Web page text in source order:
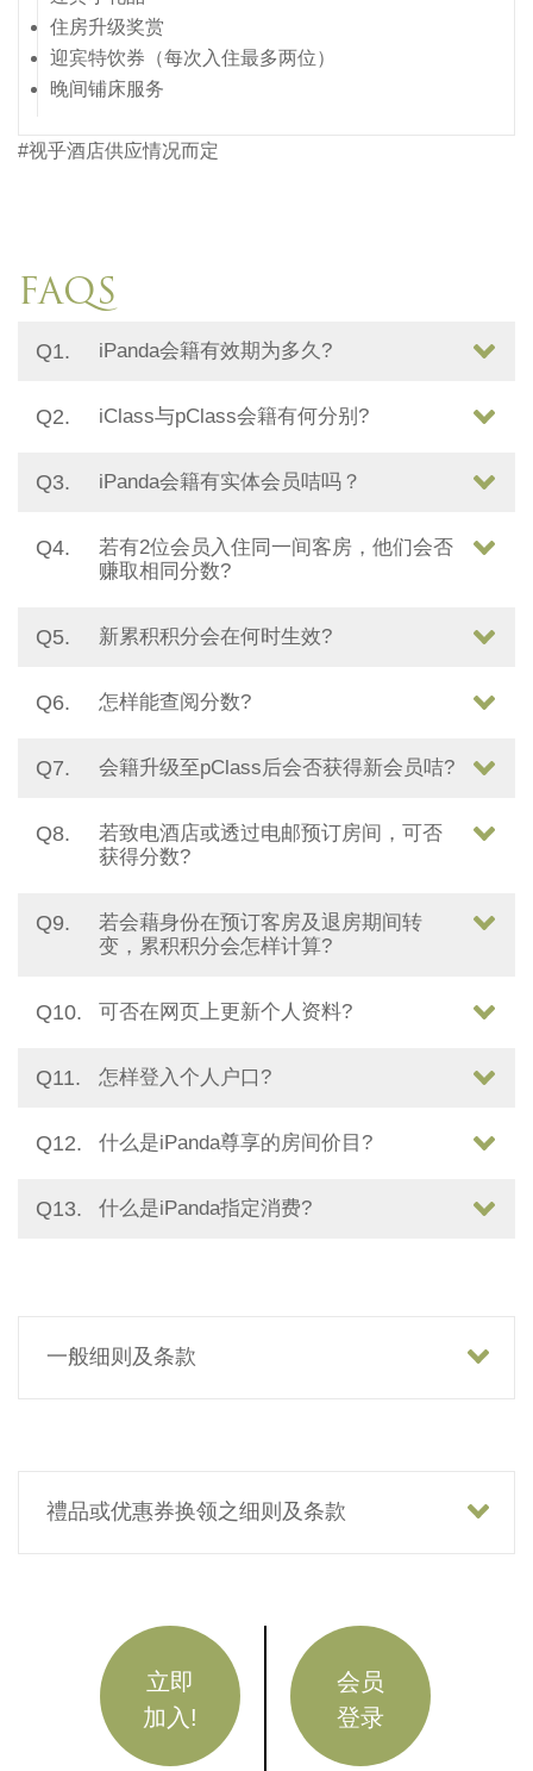
住房升级奖赏
迎宾特饮券（每次入住最多两位）
晚间铺床服务
#视乎酒店供应情况而定
FAQS
Q1. iPanda会籍有效期为多久?
Q2. iClass与pClass会籍有何分别?
Q3. iPanda会籍有实体会员咭吗？
Q4.
若有2位会员入住同一间客房，他们会否
赚取相同分数?
Q5. 新累积积分会在何时生效?
Q6. 怎样能查阅分数?
Q7. 会籍升级至pClass后会否获得新会员咭?
Q8.
若致电酒店或透过电邮预订房间，可否
获得分数?
Q9.
若会藉身份在预订客房及退房期间转
变，累积积分会怎样计算?
Q10. 可否在网页上更新个人资料?
Q11. 怎样登入个人户口?
Q12. 什么是iPanda尊享的房间价目?
Q13. 什么是iPanda指定消费?
一般细则及条款
禮品或优惠券换领之细则及条款
立即
加入!
会员
登录